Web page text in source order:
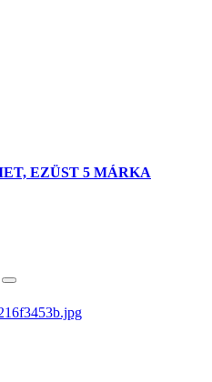
EZÜST 5 MÁRKA